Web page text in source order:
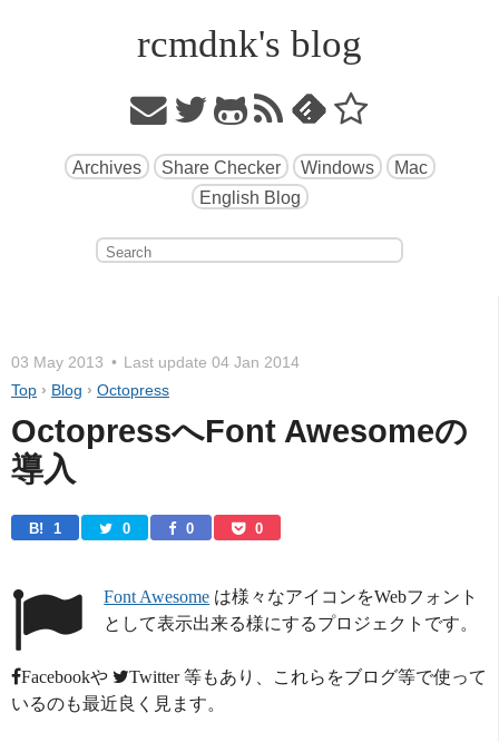
rcmdnk's blog
Archives Share Checker Windows
Mac
English Blog
03 May 2013 Last update 04 Jan 2014
Top › Blog › Octopress
OctopressへFont Awesomeの
導入
B! 1 0 0 0
Font Awesome は様々なアイコンをWebフォント
として表示出来る様にするプロジェクトです。
Facebookや Twitter等もあり、これらをブログ等で使って
いるのも最近良く見ます。